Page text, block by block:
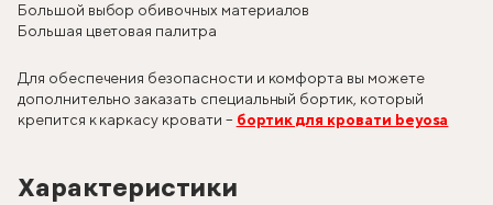
Большой выбор обивочных материалов
Большая цветовая палитра
Для обеспечения безопасности и комфорта вы можете
дополнительно заказать специальный бортик, который
крепится к каркасу кровати – бортик для кровати beyosa
Характеристики